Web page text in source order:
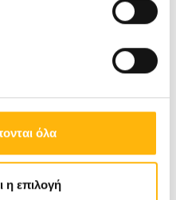
όλα
η επιλογή
εδάφους, οι